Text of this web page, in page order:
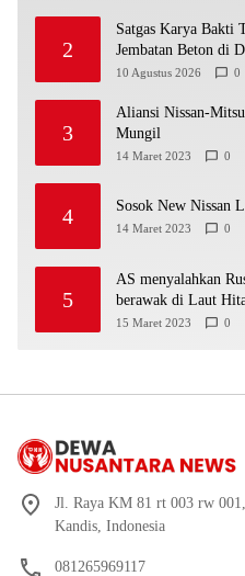
2
Satgas Karya Bakti
Jembatan Beton di
di Nias Selatan
10 Agustus 2026 0
3
Aliansi Nissan-
Mungil
14 Maret 2023 0
4 Sosok New Nissan
14 Maret 2023 0
5
AS menyalahkan
berawak di Laut
15 Maret 2023 0
Jl. Raya KM 81 rt 003 rw
Kandis, Indonesia
081265969117